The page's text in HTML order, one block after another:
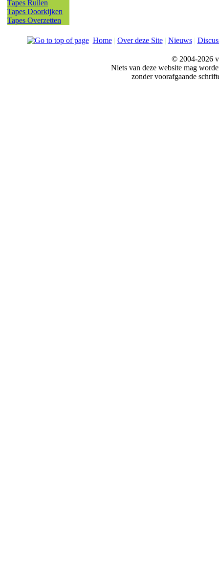
Tapes Ruilen
Tapes Doorkijken
Tapes Overzetten
Home| Over deze Site| Nieuws|
© 2004-2026
Niets van deze website mag
zonder voorafgaande